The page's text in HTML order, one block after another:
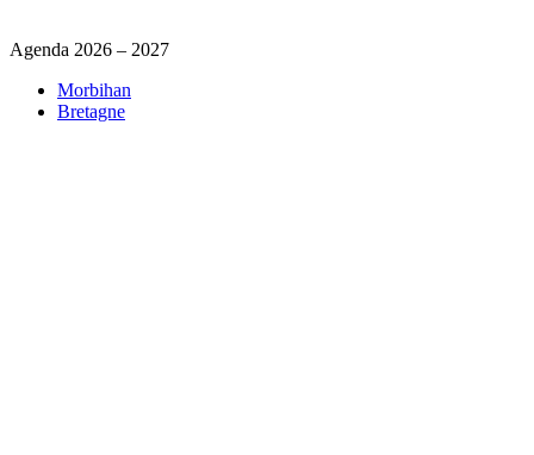
Agenda 2026 – 2027
Morbihan
Bretagne